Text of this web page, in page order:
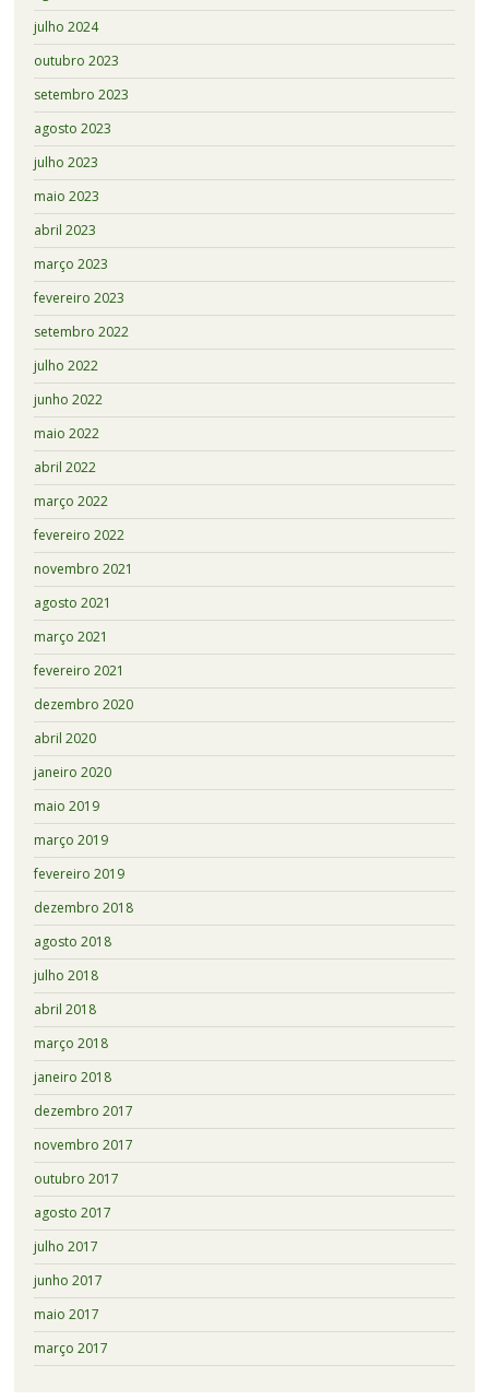
julho 2024
outubro 2023
setembro 2023
agosto 2023
julho 2023
maio 2023
abril 2023
março 2023
fevereiro 2023
setembro 2022
julho 2022
junho 2022
maio 2022
abril 2022
março 2022
fevereiro 2022
novembro 2021
agosto 2021
março 2021
fevereiro 2021
dezembro 2020
abril 2020
janeiro 2020
maio 2019
março 2019
fevereiro 2019
dezembro 2018
agosto 2018
julho 2018
abril 2018
março 2018
janeiro 2018
dezembro 2017
novembro 2017
outubro 2017
agosto 2017
julho 2017
junho 2017
maio 2017
março 2017